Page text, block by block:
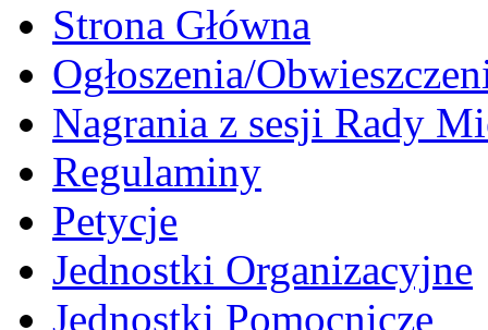
Strona Główna
Ogłoszenia/
Nagrania z sesji Rady
Regulaminy
Petycje
Jednostki Organizacyjne
Jednostki Pomocnicze